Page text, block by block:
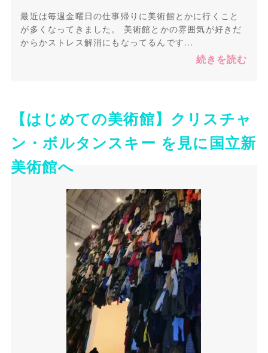
最近は毎週金曜日の仕事帰りに美術館とかに行くこと
が多くなってきました。 美術館とかの雰囲気が好きだ
からかストレス解消にもなってるんです...
続きを読む
【はじめての美術館】クリスチャ
ン・ボルタンスキー を見に国立新
美術館へ